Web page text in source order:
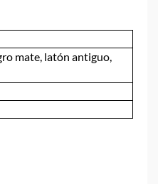
mate, latón antiguo,